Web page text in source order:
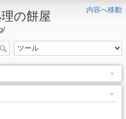
内容へ移動
の餅屋